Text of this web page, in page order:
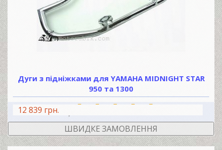
Дуги з підніжками для YAMAHA MIDNIGHT STAR
950 та 1300
12 839 грн.
ШВИДКЕ ЗАМОВЛЕННЯ